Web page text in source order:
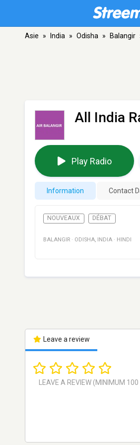
Asie » India » Odisha » Balangir
All India
Play Radio
Information Contact
NOUVEAUX DÉBAT
BALANGIR · ODISHA, INDIA · HINDI
Leave a review